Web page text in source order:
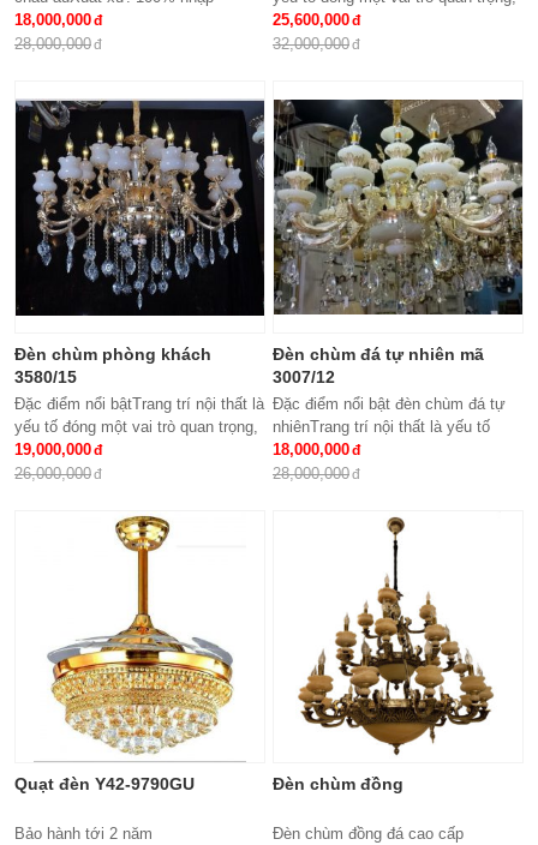
khẩuKích thước: Phi 950 x
H500Loại bóng sử dụng: Nến E14
18,000,000
28,000,000
đem lại những giá trị thực sự cho
cả căn hộ của gia...
25,600,000
32,000,000
Đèn chùm phòng khách
3580/15
Đặc điểm nổi bậtTrang trí nội thất là
yếu tố đóng một vai trò quan trọng,
đem lại những giá trị thực sự cho
cả căn hộ của gia...
19,000,000
26,000,000
Đèn chùm đá tự nhiên mã
3007/12
Đặc điểm nổi bật đèn chùm đá tự
nhiênTrang trí nội thất là yếu tố
đóng một vai trò quan trọng, đem lại
những giá trị thực sự cho cả...
18,000,000
28,000,000
Quạt đèn Y42-9790GU
Bảo hành tới 2 năm
Đèn chùm đồng
Đèn chùm đồng đá cao cấp